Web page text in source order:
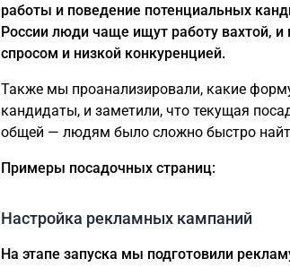
работы и поведение потенциальных
России люди чаще ищут работу вахтой,
спросом и низкой конкуренцией.
Также мы проанализировали, какие
кандидаты, и заметили, что текущая
общей — людям было сложно быстро
Примеры посадочных страниц:
Настройка рекламных кампаний
На этапе запуска мы подготовили